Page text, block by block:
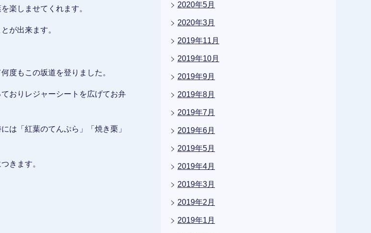
楽しませてくれます。
が出来ます。
度もこの坂道を登りました。
おりレジャーシートを広げてお弁
は「紅葉のてんぷら」「焼き栗」
きます。
2020年5月
2020年3月
2019年11月
2019年10月
2019年9月
2019年8月
2019年7月
2019年6月
2019年5月
2019年4月
2019年3月
2019年2月
2019年1月